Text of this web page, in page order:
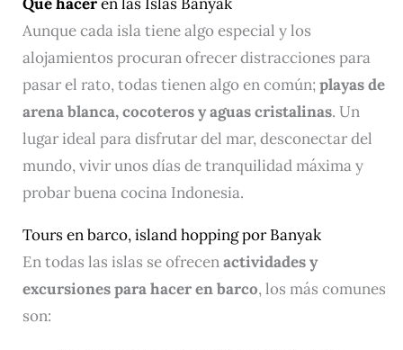
Aunque cada isla tiene algo especial y los
alojamientos procuran ofrecer distracciones para
pasar el rato, todas tienen algo en común;playas de
arena blanca, cocoteros y aguas cristalinas. Un
lugar ideal para disfrutar del mar, desconectar del
mundo, vivir unos días de tranquilidad máxima y
probar buena cocina Indonesia.
Tours en barco, island hopping por Banyak
En todas las islas se ofrecenactividades y
excursiones para hacer en barco, los más comunes
son: